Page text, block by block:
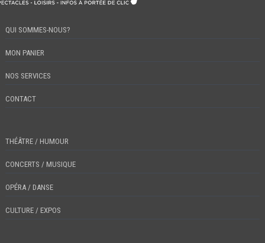
QUI SOMMES-NOUS?
MON PANIER
NOS SERVICES
CONTACT
THÉÂTRE / HUMOUR
CONCERTS / MUSIQUE
OPÉRA / DANSE
CULTURE / EXPOS